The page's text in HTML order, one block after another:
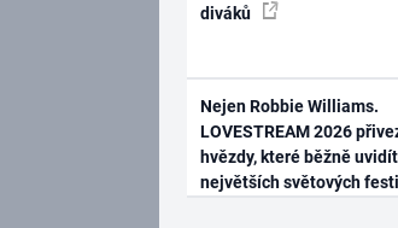
diváků
Nejen Robbie Williams.
LOVESTREAM 2026
hvězdy, které běžně
největších světových